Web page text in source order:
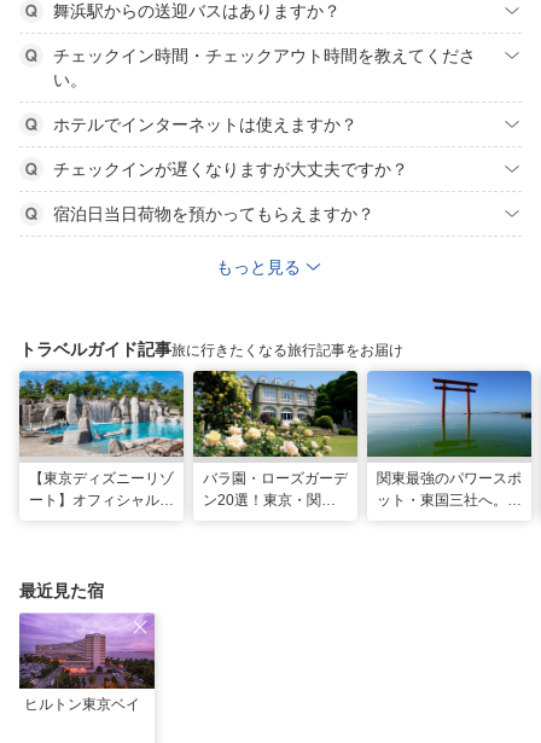
舞浜駅からの送迎バスはありますか？
チェックイン時間・チェックアウト時間を教えてくださ
い。
ホテルでインターネットは使えますか？
チェックインが遅くなりますが大丈夫ですか？
宿泊日当日荷物を預かってもらえますか？
もっと見る
トラベルガイド記事旅に行きたくなる旅行記事をお届け
【東京ディズニーリゾ
ート】オフィシャル・
バラ園・ローズガーデ
ン20選！東京・関東
関東最強のパワースポ
ット・東国三社へ。初
最近見た宿
ヒルトン東京ベイ